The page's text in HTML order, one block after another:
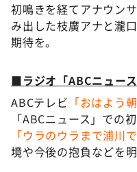
初鳴きを経てアナウン
み出した枝廣アナと瀧
期待を。
■ラジオ「ABCニュー
ABCテレビ 「おはよう
「ABCニュース」での
「ウラのウラまで浦川で
境や今後の抱負などを明